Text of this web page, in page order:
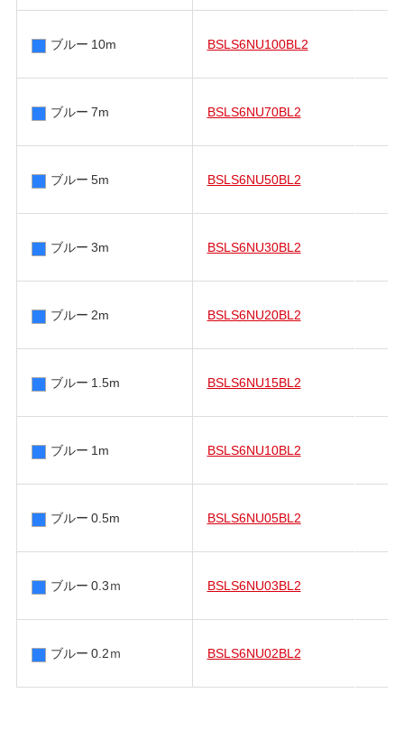
ブルー 10m BSLS6NU100BL2
ブルー 7m BSLS6NU70BL2
ブルー 5m BSLS6NU50BL2
ブルー 3m BSLS6NU30BL2
ブルー 2m BSLS6NU20BL2
ブルー 1.5m BSLS6NU15BL2
ブルー 1m BSLS6NU10BL2
ブルー 0.5m BSLS6NU05BL2
ブルー 0.3ｍ BSLS6NU03BL2
ブルー 0.2ｍ BSLS6NU02BL2